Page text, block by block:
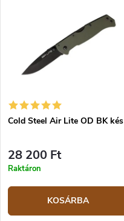
Cold Steel Air Lite OD BK kés
28 200 Ft
Raktáron
KOSÁRBA